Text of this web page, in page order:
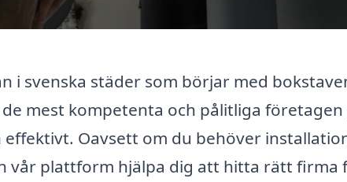
svenska städer som börjar med bokstaven
mest kompetenta och pålitliga
Oavsett om du behöver
vår plattform hjälpa dig att hitta rätt firma